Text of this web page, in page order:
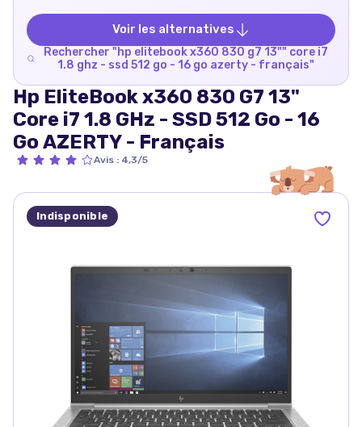
Voir les alternatives
Rechercher " hp elitebook x360 830 g7 13"" core i7
1.8 ghz - ssd 512 go - 16 go azerty - français"
Hp EliteBook x360 830 G7 13"
Core i7 1.8 GHz - SSD 512 Go - 16
Go AZERTY - Français
Avis : 4,3/5
Indisponible